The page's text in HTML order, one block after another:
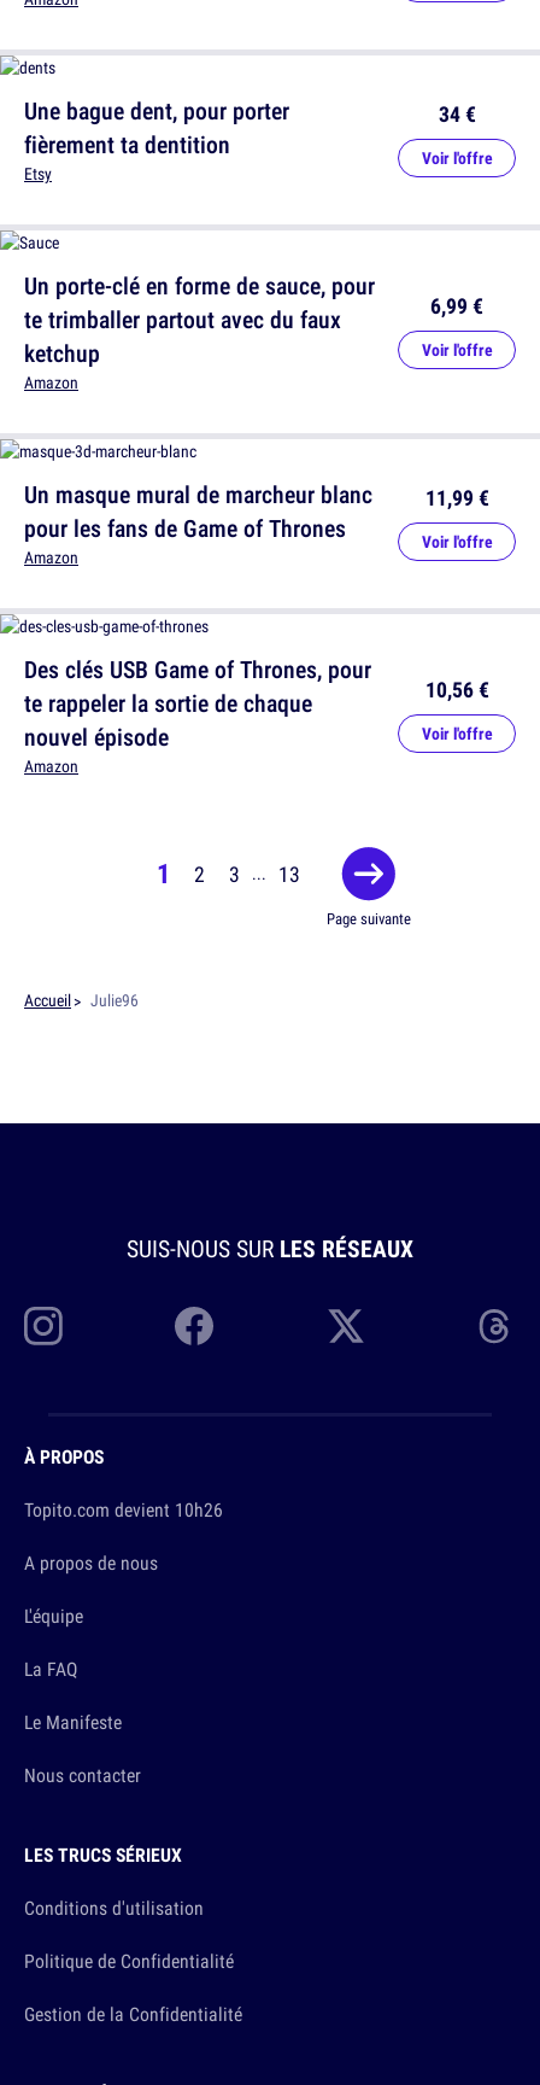
Un porte-clé en forme de sauce, pour
te trimballer partout avec du faux
ketchup
Amazon
6,99 €
Voir l'offre
Des clés USB Game of Thrones, pour
te rappeler la sortie de chaque
nouvel épisode
Amazon
10,56 €
Voir l'offre
Une bague dent, pour porter
fièrement ta dentition
Etsy
34 €
Voir l'offre
Un masque mural de marcheur blanc
pour les fans de Game of Thrones
Amazon
11,99 €
Voir l'offre
1 2 3 ... 13
Page suivante
Accueil Julie96
SUIS-NOUS SUR LES RÉSEAUX
À PROPOS
Topito.com devient 10h26
A propos de nous
L'équipe
La FAQ
Le Manifeste
Nous contacter
LES TRUCS SÉRIEUX
Conditions d'utilisation
Politique de Confidentialité
Gestion de la Confidentialité